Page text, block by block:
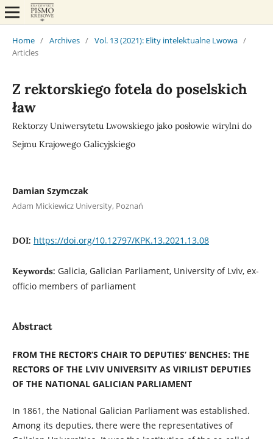
Home / Archives / Vol. 13 (2021): Elity intelektualne Lwowa /
Articles
Z rektorskiego fotela do poselskich
ław
Rektorzy Uniwersytetu Lwowskiego jako posłowie wirylni do
Sejmu Krajowego Galicyjskiego
Damian Szymczak
Adam Mickiewicz University, Poznań
DOI: https://doi.org/10.12797/KPK.13.2021.13.08
Keywords: Galicia, Galician Parliament, University of Lviv, ex-
officio members of parliament
Abstract
FROM THE RECTOR’S CHAIR TO DEPUTIES’ BENCHES: THE
RECTORS OF THE LVIV UNIVERSITY AS VIRILIST DEPUTIES
OF THE NATIONAL GALICIAN PARLIAMENT
In 1861, the National Galician Parliament was established.
Among its deputies, there were the representatives of